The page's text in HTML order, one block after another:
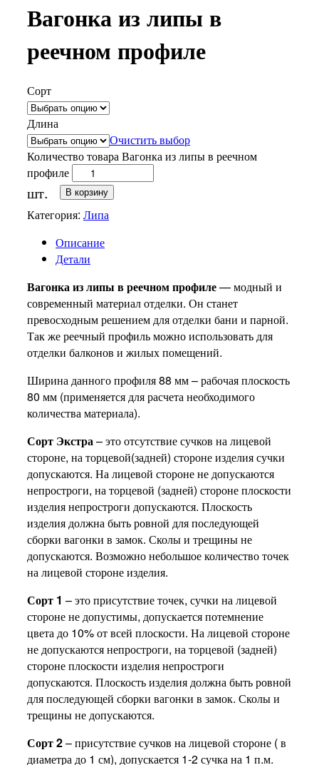
Вагонка из липы в
реечном профиле
Сорт
Длина
Очистить выбор
Количество товара Вагонка из липы в реечном
профиле
шт. В корзину
Категория: Липа
Описание
Детали
Вагонка из липы в реечном профиле— модный и
современный материал отделки. Он станет
превосходным решением для отделки бани и парной.
Так же реечный профиль можно использовать для
отделки балконов и жилых помещений.
Ширина данного профиля 88 мм – рабочая плоскость
80 мм (применяется для расчета необходимого
количества материала).
Сорт Экстра– это отсутствие сучков на лицевой
стороне, на торцевой(задней) стороне изделия сучки
допускаются. На лицевой стороне не допускаются
непростроги, на торцевой (задней) стороне плоскости
изделия непростроги допускаются. Плоскость
изделия должна быть ровной для последующей
сборки вагонки в замок. Сколы и трещины не
допускаются. Возможно небольшое количество точек
на лицевой стороне изделия.
Сорт 1 – это присутствие точек, сучки на лицевой
стороне не допустимы, допускается потемнение
цвета до 10% от всей плоскости. На лицевой стороне
не допускаются непростроги, на торцевой (задней)
стороне плоскости изделия непростроги
допускаются. Плоскость изделия должна быть ровной
для последующей сборки вагонки в замок. Сколы и
трещины не допускаются.
Сорт 2– присутствие сучков на лицевой стороне ( в
диаметра до 1 см), допускается 1-2 сучка на 1 п.м.